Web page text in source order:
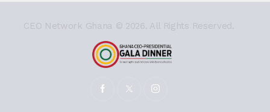
CEO Network Ghana © 2026. All Rights Reserved.